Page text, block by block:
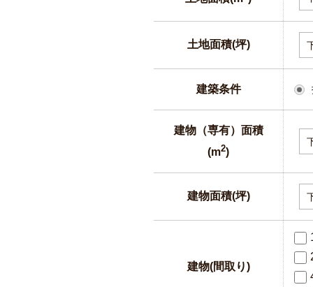
土地面積(坪)
建築条件
建物（専有）面積
(m2)
建物面積(坪)
建物(間取り)